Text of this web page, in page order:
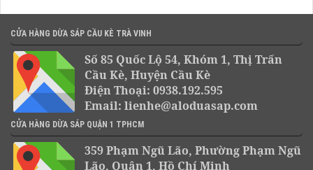
CỬA HÀNG DỪA SÁP CẦU KÈ TRÀ VINH
Số 85 Quốc Lộ 54, Khóm 1, Thị Trấn
Cầu Kè, Huyện Cầu Kè
Điện Thoại: 0938.192.595
Email: lienhe@aloduasap.com
CỬA HÀNG DỪA SÁP QUẬN 1 TPHCM
359 Phạm Ngũ Lão, Phường Phạm Ngũ
Lão, Quận 1, Hồ Chí Minh